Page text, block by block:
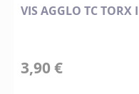
VIS AGGLO TC
3,90 €